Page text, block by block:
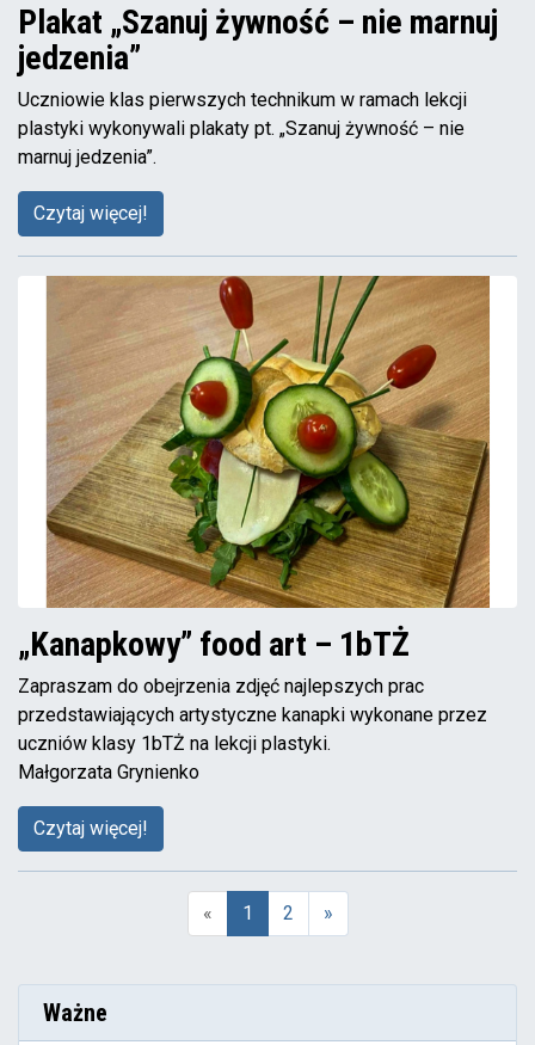
Plakat „Szanuj żywność – nie marnuj
jedzenia”
Uczniowie klas pierwszych technikum w ramach lekcji
plastyki wykonywali plakaty pt. „Szanuj żywność – nie
marnuj jedzenia”.
Czytaj więcej!
„Kanapkowy” food art – 1bTŻ
Zapraszam do obejrzenia zdjęć najlepszych prac
przedstawiających artystyczne kanapki wykonane przez
uczniów klasy 1bTŻ na lekcji plastyki.
Małgorzata Grynienko
Czytaj więcej!
«
1
2 »
Ważne